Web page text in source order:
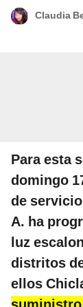
Claudia
Para esta
domingo
de
A. ha
luz
distritos
ellos